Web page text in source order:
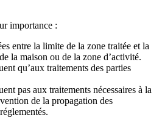
importance :
entre la limite de la zone traitée et la
la maison ou de la zone d’activité.
qu’aux traitements des parties
pas aux traitements nécessaires à la
de la propagation des